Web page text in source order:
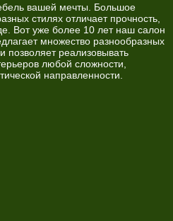
вашей мечты. Большое
стилях отличает прочность,
Вот уже более 10 лет наш салон
множество разнообразных
позволяет реализовывать
любой сложности,
направленности.